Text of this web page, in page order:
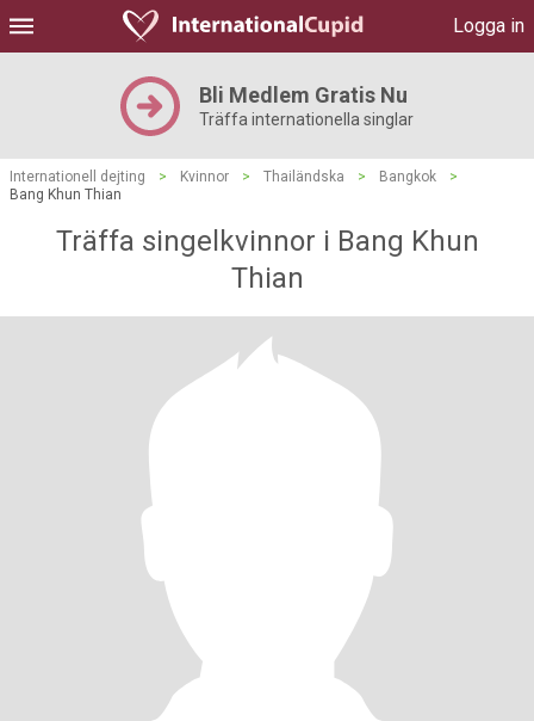
Logga in
Bli Medlem Gratis Nu
Träffa internationella singlar
Internationell dejting > Kvinnor > Thailändska > Bangkok
>
Bang Khun Thian
Träffa singelkvinnor i Bang Khun
Thian